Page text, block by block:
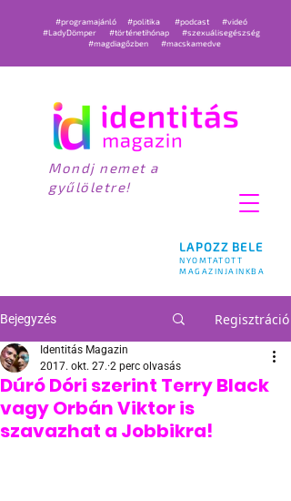
LAPOZZ BELE
NYOMTATOTT
MAGAZINJAINKBA
#programajánló #politika #podcast
#videó
#LadyDömper
#történetihónap
#szexuálisegészség
#magdiagőzben
#macskamedve
Mondj nemet a
gyűlöletre!
Bejegyzés Regisztráció
Dúró Dóri szerint Terry Black
vagy Orbán Viktor is
szavazhat a Jobbikra!
Identitás Magazin
2017. okt. 27. 2 perc olvasás